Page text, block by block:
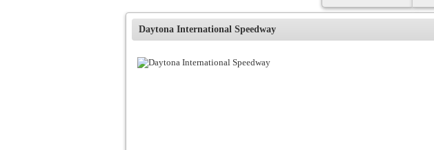
Daytona International Speedway